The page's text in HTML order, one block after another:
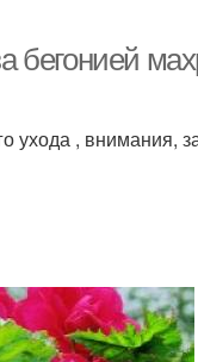
бегонией
ухода , внимания,